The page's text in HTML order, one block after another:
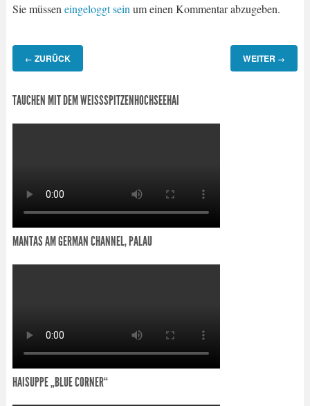
Sie müssen eingeloggt sein um einen Kommentar abzugeben.
← ZURÜCK WEITER →
TAUCHEN MIT DEM WEISSSPITZENHOCHSEEHAI
MANTAS AM GERMAN CHANNEL, PALAU
HAISUPPE „BLUE CORNER“